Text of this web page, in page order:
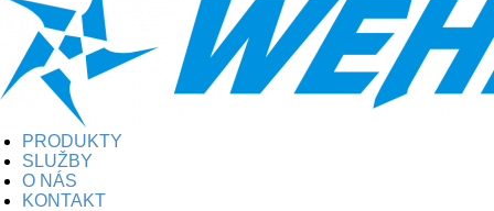
PRODUKTY
SLUŽBY
O NÁS
KONTAKT